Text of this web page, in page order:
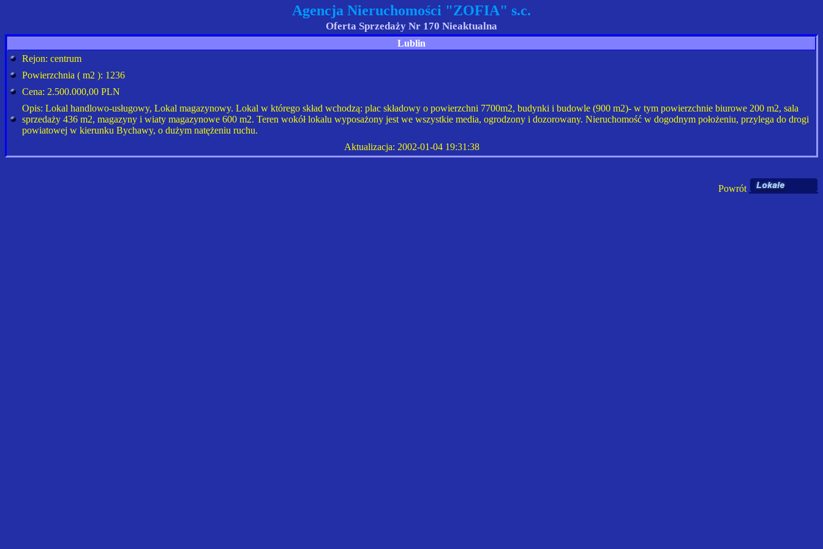
Agencja Nieruchomości "ZOFIA" s.c.
Oferta Sprzedaży Nr 170 Nieaktualna
Lublin
Rejon: centrum
Powierzchnia ( m2 ): 1236
Cena: 2.500.000,00 PLN
Opis: Lokal handlowo-usługowy, Lokal magazynowy. Lokal w którego skład wchodzą: plac składowy o powierzchni 7700m2, budynki i budowle (900 m2)- w tym powierzchnie biurowe 200 m2, sala
sprzedaży 436 m2, magazyny i wiaty magazynowe 600 m2. Teren wokół lokalu wyposażony jest we wszystkie media, ogrodzony i dozorowany. Nieruchomość w dogodnym położeniu, przylega do drogi
powiatowej w kierunku Bychawy, o dużym natężeniu ruchu.
Aktualizacja: 2002-01-04 19:31:38
Powrót